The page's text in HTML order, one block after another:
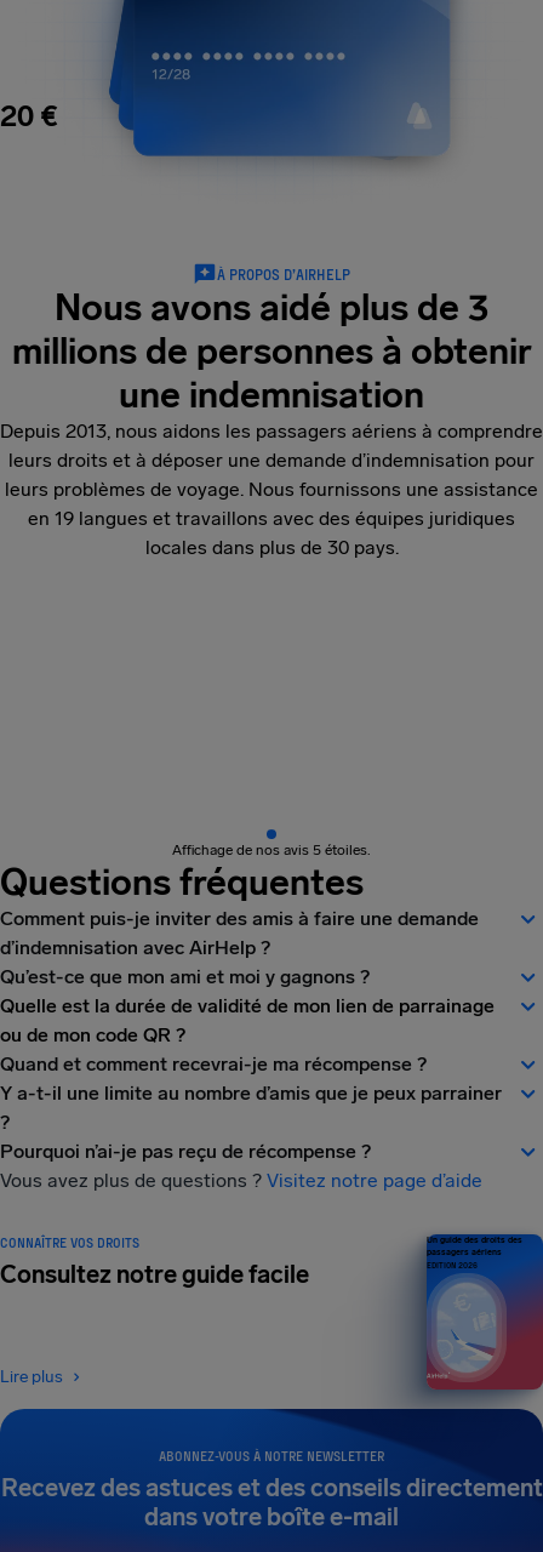
20 €
À PROPOS D’AIRHELP
Nous avons aidé plus de 3
millions de personnes à obtenir
une indemnisation
Depuis 2013, nous aidons les passagers aériens à comprendre
leurs droits et à déposer une demande d’indemnisation pour
leurs problèmes de voyage. Nous fournissons une assistance
en 19 langues et travaillons avec des équipes juridiques
locales dans plus de 30 pays.
Affichage de nos avis 5 étoiles.
Questions fréquentes
Comment puis-je inviter des amis à faire une demande
d’indemnisation avec AirHelp ?
Qu’est-ce que mon ami et moi y gagnons ?
Quelle est la durée de validité de mon lien de parrainage
ou de mon code QR ?
Quand et comment recevrai-je ma récompense ?
Y a-t-il une limite au nombre d’amis que je peux parrainer
?
Pourquoi n’ai-je pas reçu de récompense ?
Vous avez plus de questions ? Visitez notre page d’aide
ABONNEZ-VOUS À NOTRE NEWSLETTER
Recevez des astuces et des conseils directement
dans votre boîte e-mail
CONNAÎTRE VOS DROITS
Consultez notre guide facile
Lire plus
Un guide des droits des
passagers aériens
ÉDITION 2026